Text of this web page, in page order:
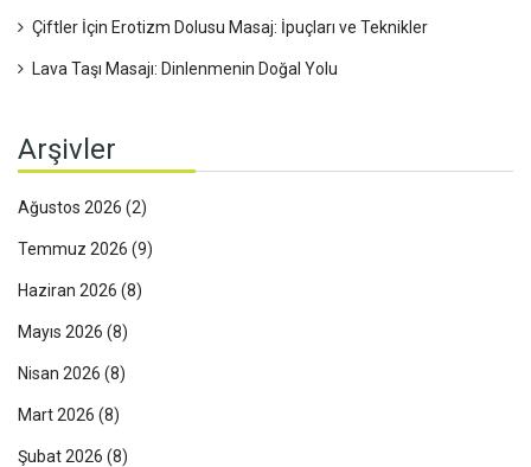
Çiftler İçin Erotizm Dolusu Masaj: İpuçları ve Teknikler
Lava Taşı Masajı: Dinlenmenin Doğal Yolu
Arşivler
Ağustos 2026 (2)
Temmuz 2026 (9)
Haziran 2026 (8)
Mayıs 2026 (8)
Nisan 2026 (8)
Mart 2026 (8)
Şubat 2026 (8)